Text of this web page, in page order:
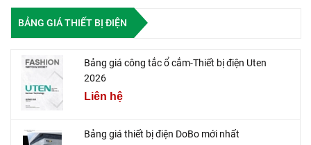
BẢNG GIÁ THIẾT BỊ ĐIỆN
Bảng giá công tắc ổ cắm-Thiết bị điện Uten
2026
Liên hệ
Bảng giá thiết bị điện DoBo mới nhất